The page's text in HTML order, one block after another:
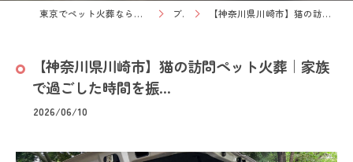
東京でペット火葬なら天国への扉 ペットメモリアル東京西 ブログ 【神奈川県川崎市】猫の訪問ペット火葬｜家族で過ごした時間を振...
【神奈川県川崎市】猫の訪問ペット火葬｜家族
で過ごした時間を振...
2026/06/10